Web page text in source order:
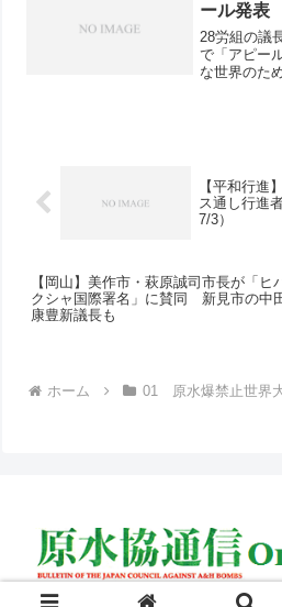
ール発表
28労組の議
で「アピー
な世界のた
【平和行進
ス通し行進
7/3）
【岡山】美作市・萩原誠司市長が「ヒ
クシャ国際署名」に賛同 新見市の中
康豊新議長も
ホーム 01 原水爆禁止世界